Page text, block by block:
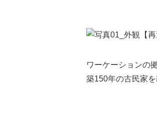
ワーケーションの
築150年の古民家